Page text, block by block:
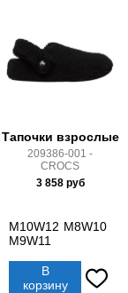
Тапочки взрослые
209386-001 -
CROCS
3 858руб
M10W12 M8W10
M9W11
В
корзину